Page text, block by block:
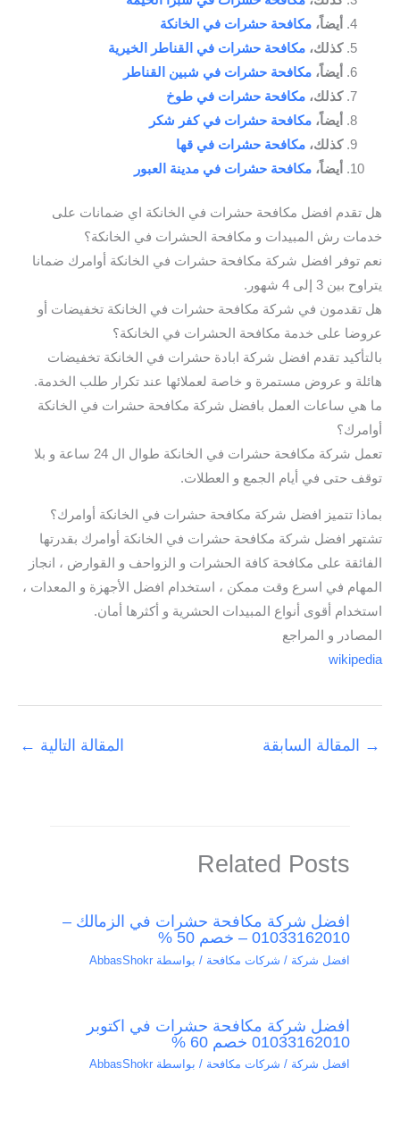
أيضاً، مكافحة حشرات في الخانكة
كذلك، مكافحة حشرات في القناطر الخيرية
أيضاً، مكافحة حشرات في شبين القناطر
كذلك، مكافحة حشرات في طوخ
أيضاً، مكافحة حشرات في كفر شكر
كذلك، مكافحة حشرات في قها
أيضاً، مكافحة حشرات في مدينة العبور
هل تقدم افضل مكافحة حشرات في الخانكة اي ضمانات على
خدمات رش المبيدات و مكافحة الحشرات في الخانكة؟
نعم توفر افضل شركة مكافحة حشرات في الخانكة أوامرك ضمانا
يتراوح بين 3 إلى 4 شهور.
هل تقدمون في شركة مكافحة حشرات في الخانكة تخفيضات أو
عروضا على خدمة مكافحة الحشرات في الخانكة؟
بالتأكيد تقدم افضل شركة ابادة حشرات في الخانكة تخفيضات
هائلة و عروض مستمرة و خاصة لعملائها عند تكرار طلب الخدمة.
ما هي ساعات العمل بافضل شركة مكافحة حشرات في الخانكة
أوامرك؟
تعمل شركة مكافحة حشرات في الخانكة طوال ال 24 ساعة و بلا
توقف حتى في أيام الجمع و العطلات.
بماذا تتميز افضل شركة مكافحة حشرات في الخانكة أوامرك؟
تشتهر افضل شركة مكافحة حشرات في الخانكة أوامرك بقدرتها
الفائقة على مكافحة كافة الحشرات و الزواحف و القوارض ، انجاز
المهام في اسرع وقت ممكن ، استخدام افضل الأجهزة و المعدات ،
استخدام أقوى أنواع المبيدات الحشرية و أكثرها أمان.
المصادر و المراجع
wikipedia
→ المقالة السابقة المقالة التالية ←
Related Posts
افضل شركة مكافحة حشرات في الزمالك –
01033162010 – خصم 50 %
افضل شركة / شركات مكافحة / بواسطة AbbasShokr
افضل شركة مكافحة حشرات في اكتوبر
01033162010 خصم 60 %
افضل شركة / شركات مكافحة / بواسطة AbbasShokr